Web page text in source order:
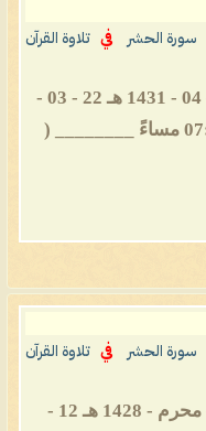
سورة الحشر في
تلاوة القرآن
- 1 - الإمام ناصر محمد اليماني 06 - 04 - 1431 هـ 22 - 03 -
2010 مـ ۲-فروردین-۱۳۸۹ه.ش. 07:42 مساءً ________ (
سورة الحشر في
تلاوة القرآن
- 1 - الإمام ناصر محمد اليماني 24 - محرم - 1428 هـ 12 -